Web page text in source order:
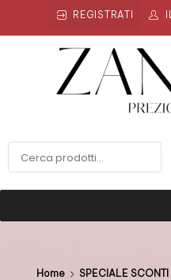
REGISTRATI
ZANONI
Home SPECIALE